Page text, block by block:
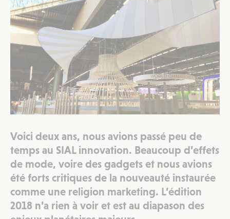
Voici deux ans, nous avions passé peu de
temps au SIAL innovation. Beaucoup d’effets
de mode, voire des gadgets et nous avions
été forts critiques de la nouveauté instaurée
comme une religion marketing. L’édition
2018 n’a rien à voir et est au diapason des